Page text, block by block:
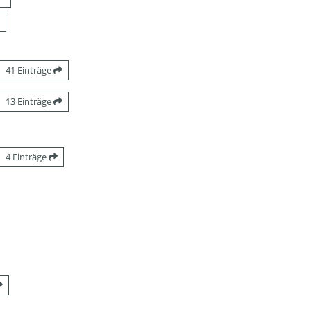
41 Einträge
13 Einträge
4 Einträge